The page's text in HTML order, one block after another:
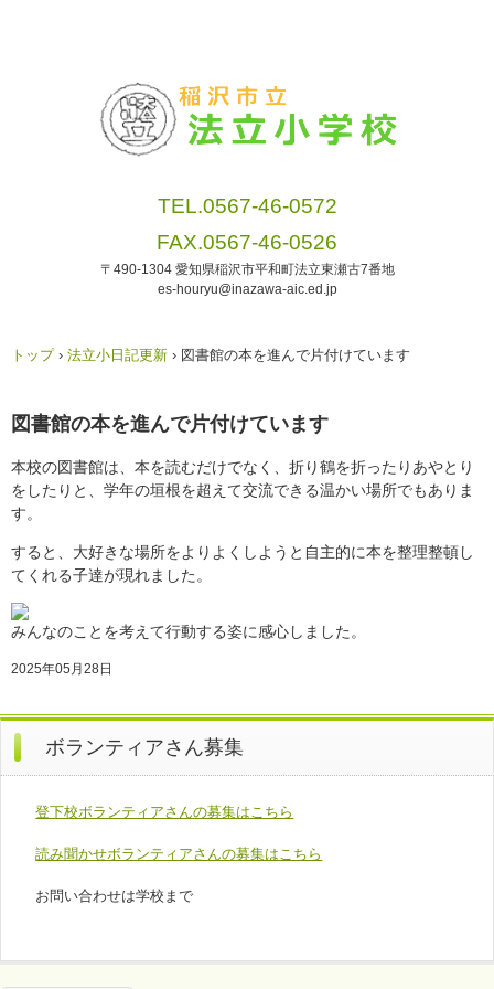
TEL.0567-46-0572
FAX.0567-46-0526
〒490-1304 愛知県稲沢市平和町法立東瀬古7番地
es-houryu@inazawa-aic.ed.jp
トップ › 法立小日記更新 › 図書館の本を進んで片付けています
図書館の本を進んで片付けています
本校の図書館は、本を読むだけでなく、折り鶴を折ったりあやとり
をしたりと、学年の垣根を超えて交流できる温かい場所でもありま
す。
すると、大好きな場所をよりよくしようと自主的に本を整理整頓し
てくれる子達が現れました。
みんなのことを考えて行動する姿に感心しました。
2025年05月28日
ボランティアさん募集
登下校ボランティアさんの募集はこちら
読み聞かせボランティアさんの募集はこちら
お問い合わせは学校まで